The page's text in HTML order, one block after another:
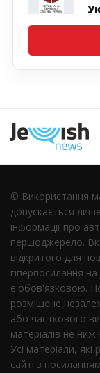
© Використання
допускається
інформації про
першоджерело.
відкритого для
гіперпосилання
є обов'язковою.
розміщене
або часткового
матеріалів не
Усі матеріали,
сайті з